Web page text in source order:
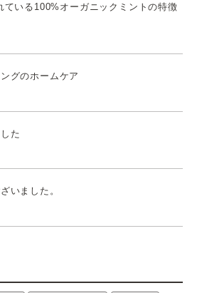
ている100%オーガニックミントの特徴
グのホームケア
た
いました。